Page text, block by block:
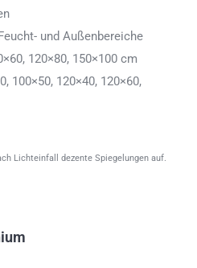
und Außenbereiche
120×80, 150×100 cm
100×50, 120×40, 120×60,
Lichteinfall dezente Spiegelungen auf.